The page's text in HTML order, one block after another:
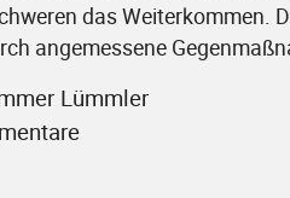
das Weiterkommen.
angemessene
Lümmler